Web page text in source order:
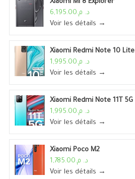
Xiaomi Mi 8 Explorer
د. م.6,195.00
Voir les détails →
Xiaomi Redmi Note 10 Lite
د. م.1,995.00
Voir les détails →
Xiaomi Redmi Note 11T 5G
د. م.1,995.00
Voir les détails →
Xiaomi Poco M2
د. م.1,785.00
Voir les détails →